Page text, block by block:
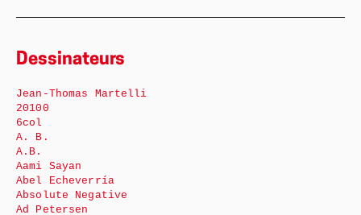
Dessinateurs
Jean-Thomas Martelli
20100
6col
A. B.
A.B.
Aami Sayan
Abel Echeverría
Absolute Negative
Ad Petersen